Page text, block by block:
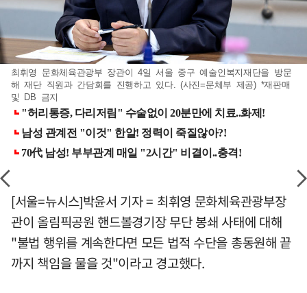
최휘영 문화체육관광부 장관이 4일 서울 중구 예술인복지재단을 방문
해 재단 직원과 간담회를 진행하고 있다. (사진=문체부 제공) *재판매
및 DB 금지
[서울=뉴시스]박윤서 기자 = 최휘영 문화체육관광부장
관이 올림픽공원 핸드볼경기장 무단 봉쇄 사태에 대해
"불법 행위를 계속한다면 모든 법적 수단을 총동원해 끝
까지 책임을 물을 것"이라고 경고했다.